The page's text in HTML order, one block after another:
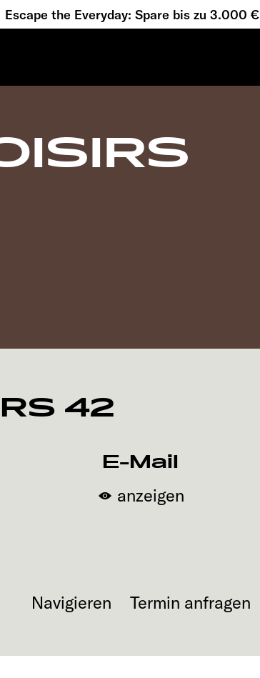
Escape the Everyday: Spare bis zu 3.000
42
E-Mail
anzeigen
Navigieren Termin anfragen